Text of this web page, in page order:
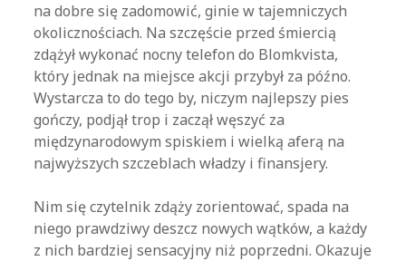
na dobre się zadomowić, ginie w tajemniczych
okolicznościach. Na szczęście przed śmiercią
zdążył wykonać nocny telefon do Blomkvista,
który jednak na miejsce akcji przybył za późno.
Wystarcza to do tego by, niczym najlepszy pies
gończy, podjął trop i zaczął węszyć za
międzynarodowym spiskiem i wielką aferą na
najwyższych szczeblach władzy i finansjery.
Nim się czytelnik zdąży zorientować, spada na
niego prawdziwy deszcz nowych wątków, a każdy
z nich bardziej sensacyjny niż poprzedni. Okazuje